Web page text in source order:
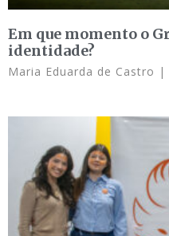
Em que momento o
identidade?
Maria Eduarda de Castro